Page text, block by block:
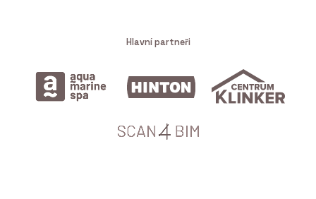
Hlavní partneři